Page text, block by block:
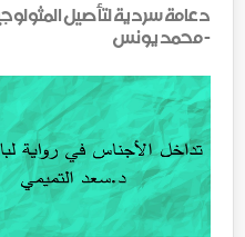
دعامة سردية لتأصيل
- محمد يونس